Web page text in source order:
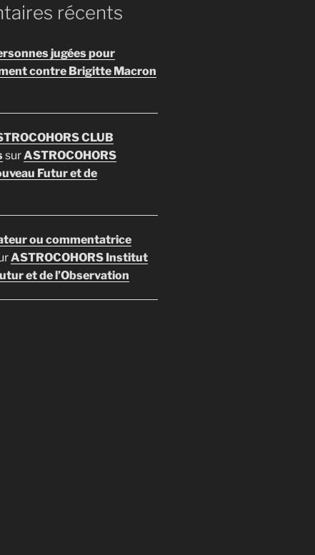
récents
jugées pour
contre Brigitte Macron
CLUB
surASTROCOHORS
Futur et de
ou commentatrice
ASTROCOHORS Institut
et de l’Observation